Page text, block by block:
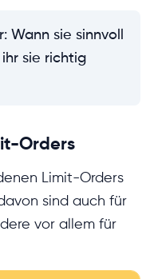
Wann sie sinnvoll
sie richtig
Orders
Limit-Orders
sind auch für
vor allem für